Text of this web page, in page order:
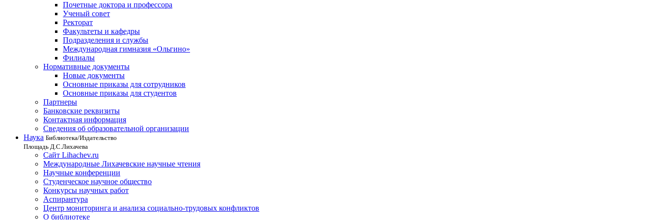
Почетные доктора и профессора
Ученый совет
Ректорат
Факультеты и кафедры
Подразделения и службы
Международная гимназия «Ольгино»
Филиалы
Нормативные документы
Новые документы
Основные приказы для сотрудников
Основные приказы для студентов
Партнеры
Банковские реквизиты
Контактная информация
Сведения об образовательной организации
Наука Библиотека/Издательство
Площадь Д.С.Лихачева
Сайт Lihachev.ru
Международные Лихачевские научные чтения
Научные конференции
Студенческое научное общество
Конкурсы научных работ
Аспирантура
Центр мониторинга и анализа социально-трудовых конфликтов
О библиотеке